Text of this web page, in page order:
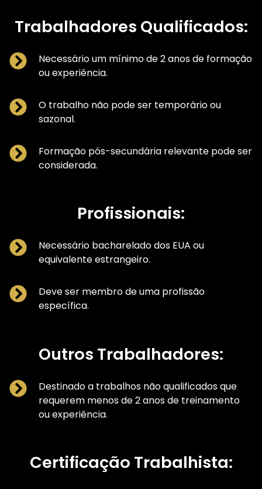
Trabalhadores Qualificados:
Necessário um mínimo de 2 anos de formação
ou experiência.
O trabalho não pode ser temporário ou
sazonal.
Formação pós-secundária relevante pode ser
considerada.
Profissionais:
Necessário bacharelado dos EUA ou
equivalente estrangeiro.
Deve ser membro de uma profissão
específica.
Outros Trabalhadores:
Destinado a trabalhos não qualificados que
requerem menos de 2 anos de treinamento
ou experiência.
Certificação Trabalhista: